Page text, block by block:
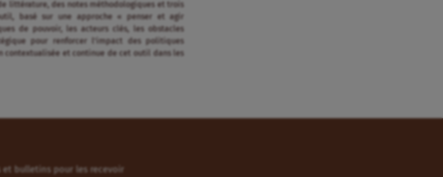
littérature, des notes méthodologiques et trois
basé sur une approche « penser et agir
de pouvoir, les acteurs clés, les obstacles
pour renforcer l’impact des politiques
contextualisée et continue de cet outil dans les
bulletins pour les recevoir